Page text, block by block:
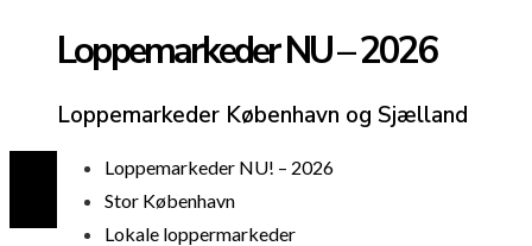
Loppemarkeder NU – 2026
Loppemarkeder København og Sjælland
Loppemarkeder NU! – 2026
Stor København
Lokale loppermarkeder